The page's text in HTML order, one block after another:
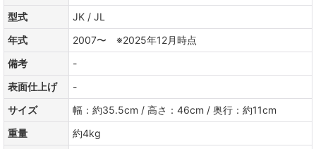
型式
JK / JL
年式
2007〜 ※2025年12月時点
備考
-
表面仕上げ
-
サイズ
幅：約35.5cm / 高さ：46cm / 奥行：約11cm
重量
約4kg